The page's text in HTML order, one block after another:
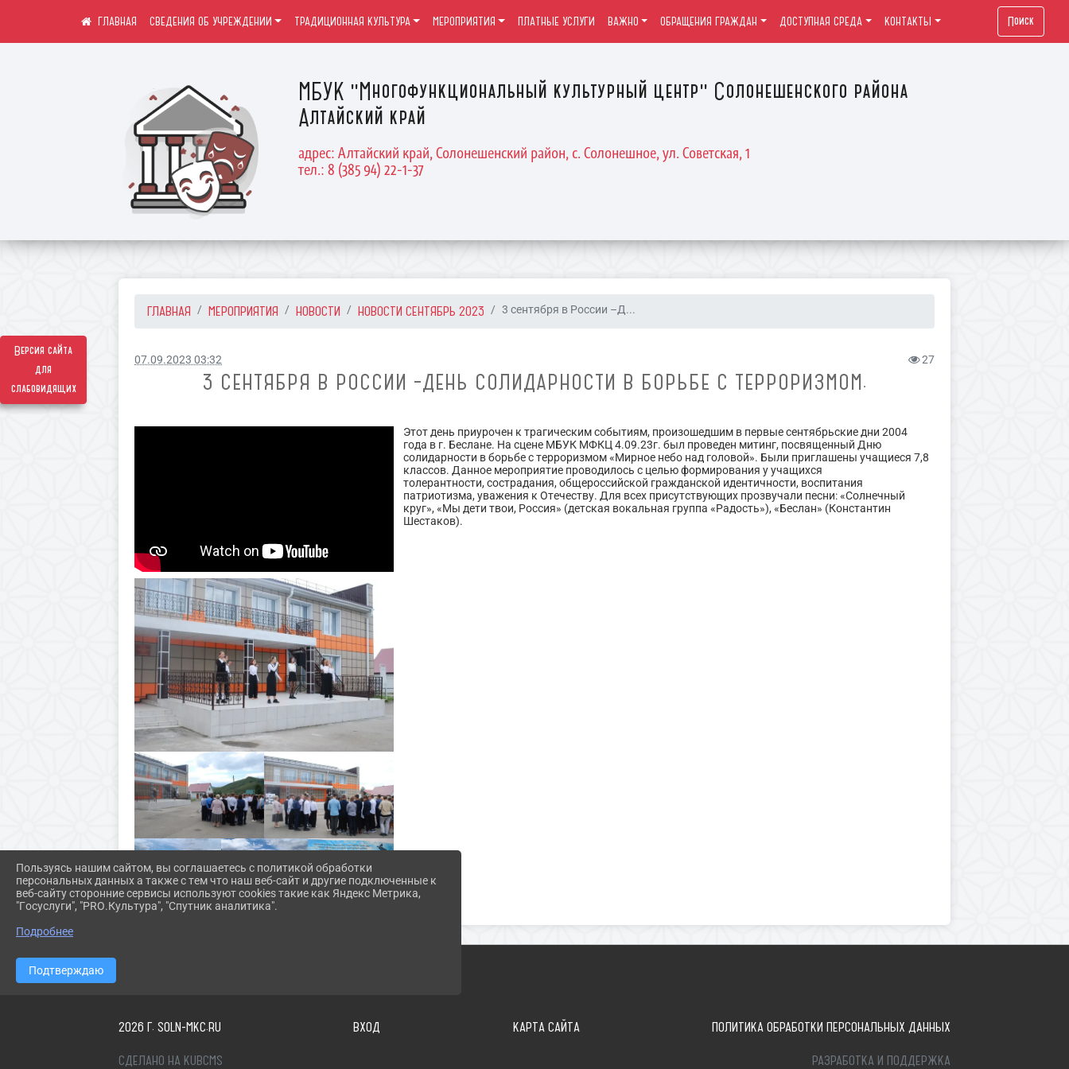
Версия сайта
для
слабовидящих
МБУК "Многофункциональный культурный центр" Солонешенского района
Алтайский край
адрес: Алтайский край, Солонешенский район, с. Солонешное, ул. Советская, 1
тел.: 8 (385 94) 22-1-37
СВЕДЕНИЯ ОБ УЧРЕЖДЕНИИ ТРАДИЦИОННАЯ КУЛЬТУРА МЕРОПРИЯТИЯ ПЛАТНЫЕ УСЛУГИ ВАЖНО ОБРАЩЕНИЯ ГРАЖДАН ДОСТУПНАЯ СРЕДА КОНТАКТЫ Поиск
ГЛАВНАЯ МЕРОПРИЯТИЯ НОВОСТИ НОВОСТИ СЕНТЯБРЬ 2023 3 сентября в России –Д...
07.09.2023 03:32 27
3 СЕНТЯБРЯ В РОССИИ –ДЕНЬ СОЛИДАРНОСТИ В БОРЬБЕ С ТЕРРОРИЗМОМ.
Этот день приурочен к трагическим событиям, произошедшим в первые сентябрьские дни 2004
года в г. Беслане. На сцене МБУК МФКЦ 4.09.23г. был проведен митинг, посвященный Дню
солидарности в борьбе с терроризмом «Мирное небо над головой». Были приглашены учащиеся 7,8
классов. Данное мероприятие проводилось с целью формирования у учащихся
толерантности, сострадания, общероссийской гражданской идентичности, воспитания
патриотизма, уважения к Отечеству. Для всех присутствующих прозвучали песни: «Солнечный
круг», «Мы дети твои, Россия» (детская вокальная группа «Радость»), «Беслан» (Константин
Шестаков).
2026 Г. SOLN-MKC.RU ВХОД КАРТА САЙТА ПОЛИТИКА ОБРАБОТКИ ПЕРСОНАЛЬНЫХ ДАННЫХ
СДЕЛАНО НА KUBCMS РАЗРАБОТКА И ПОДДЕРЖКА
Пользуясь нашим сайтом, вы соглашаетесь с политикой обработки
персональных данных а также с тем что наш веб-сайт и другие подключенные к
веб-сайту сторонние сервисы используют cookies такие как Яндекс Метрика,
"Госуслуги", "PRO.Культура", "Спутник аналитика".
Подробнее
Подтверждаю